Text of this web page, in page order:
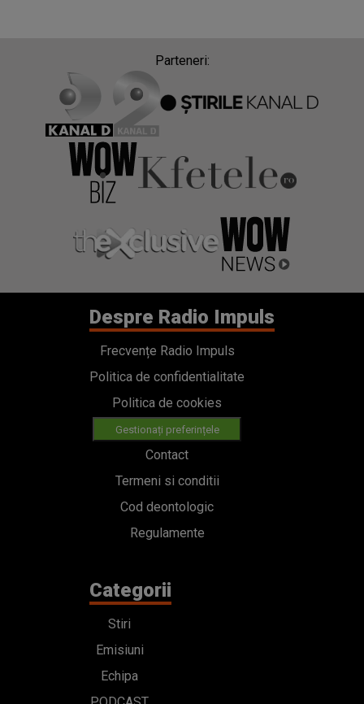
Parteneri:
Despre Radio Impuls
Frecvențe Radio Impuls
Politica de confidentialitate
Politica de cookies
Gestionați preferințele
Contact
Termeni si conditii
Cod deontologic
Regulamente
Categorii
Stiri
Emisiuni
Echipa